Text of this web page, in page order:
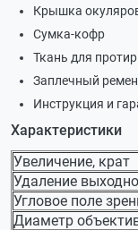
Крышка
Сумка-кофр
Ткань для
Заплечный
Инструкция и
Характеристики
Увеличение, крат
Удаление
Угловое поле
Диаметр